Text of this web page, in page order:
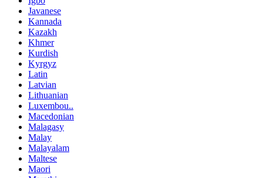
Javanese
Kannada
Kazakh
Khmer
Kurdish
Kyrgyz
Latin
Latvian
Lithuanian
Luxembou..
Macedonian
Malagasy
Malay
Malayalam
Maltese
Maori